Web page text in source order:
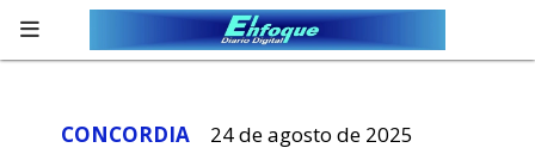
CONCORDIA 24 de agosto de 2025